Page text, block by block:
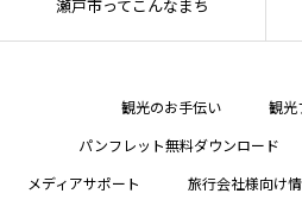
瀬戸市ってこんなまち
観光のお手伝い
観光
パンフレット無料ダウンロード
メディアサポート
旅行会社様向け